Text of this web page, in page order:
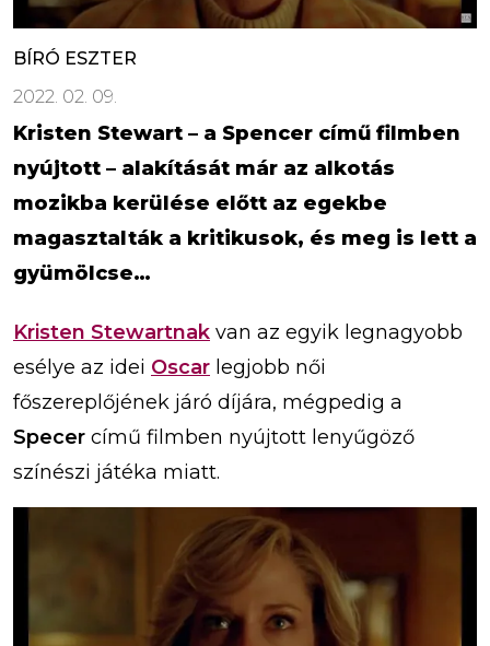
BÍRÓ ESZTER
2022. 02. 09.
Kristen Stewart – a Spencer című filmben
nyújtott – alakítását már az alkotás
mozikba kerülése előtt az egekbe
magasztalták a kritikusok, és meg is lett a
gyümölcse…
Kristen Stewartnak van az egyik legnagyobb
esélye az idei Oscar legjobb női
főszereplőjének járó díjára, mégpedig a
Specer című filmben nyújtott lenyűgöző
színészi játéka miatt.